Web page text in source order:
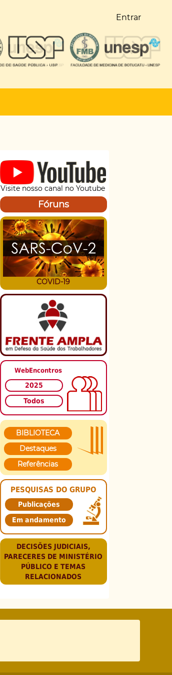
Entrar
Visite nosso canal no Youtube
Fóruns
COVID-19
WebEncontros
2025
Todos
BIBLIOTECA
Destaques
Referências
PESQUISAS DO GRUPO
Publicações
Em andamento
DECISÕES JUDICIAIS,
PARECERES DE MINISTÉRIO
PÚBLICO E TEMAS
RELACIONADOS